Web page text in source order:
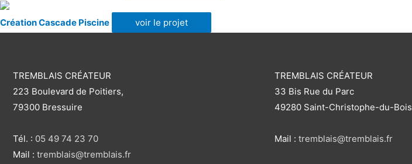
Création Cascade Piscine voir le projet
TREMBLAIS CRÉATEUR
223 Boulevard de Poitiers,
79300 Bressuire
Tél. : 05 49 74 23 70
Mail : tremblais@tremblais.fr
TREMBLAIS CRÉATEUR
33 Bis Rue du Parc
49280 Saint-Christophe-du-Bois
Mail : tremblais@tremblais.fr